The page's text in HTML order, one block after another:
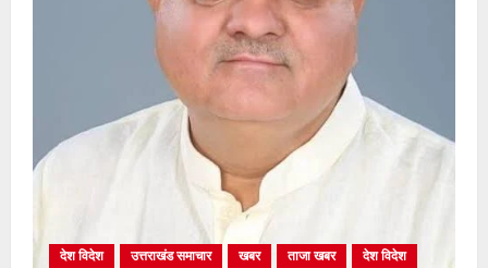
देश विदेश उत्तराखंड समाचार खबर ताजा खबर
देश विदेश